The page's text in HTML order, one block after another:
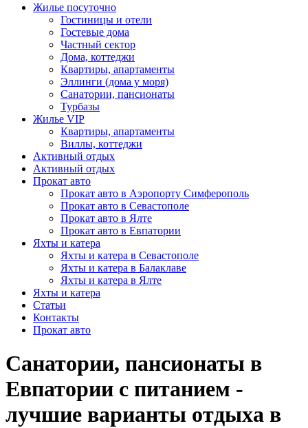
Жилье посуточно
Гостиницы и отели
Гостевые дома
Частный сектор
Дома, коттеджи
Квартиры, апартаменты
Эллинги (дома у моря)
Санатории, пансионаты
Турбазы
Жилье VIP
Квартиры, апартаменты
Виллы, коттеджи
Активный отдых
Активный отдых
Прокат авто
Прокат авто в Аэропорту Симферополь
Прокат авто в Севастополе
Прокат авто в Ялте
Прокат авто в Евпатории
Яхты и катера
Яхты и катера в Севастополе
Яхты и катера в Балаклаве
Яхты и катера в Ялте
Яхты и катера
Статьи
Контакты
Прокат авто
Санатории, пансионаты в
Евпатории с питанием -
лучшие варианты отдыха в